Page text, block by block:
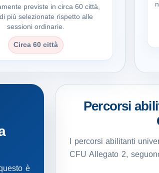
previste in circa 60 città,
più selezionate rispetto alle
sessioni ordinarie.
Circa 60 città
è
Percorsi
I percorsi abilitanti
CFU Allegato 2,